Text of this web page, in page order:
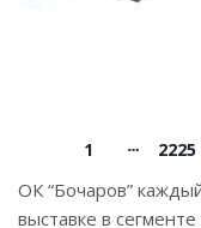
1 2225
ОК “Бочаров”
выставке в